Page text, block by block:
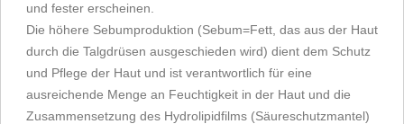
und fester erscheinen.
Die höhere Sebumproduktion (Sebum=Fett, das aus der Haut
durch die Talgdrüsen ausgeschieden wird) dient dem Schutz
und Pflege der Haut und ist verantwortlich für eine
ausreichende Menge an Feuchtigkeit in der Haut und die
Zusammensetzung des Hydrolipidfilms (Säureschutzmantel)